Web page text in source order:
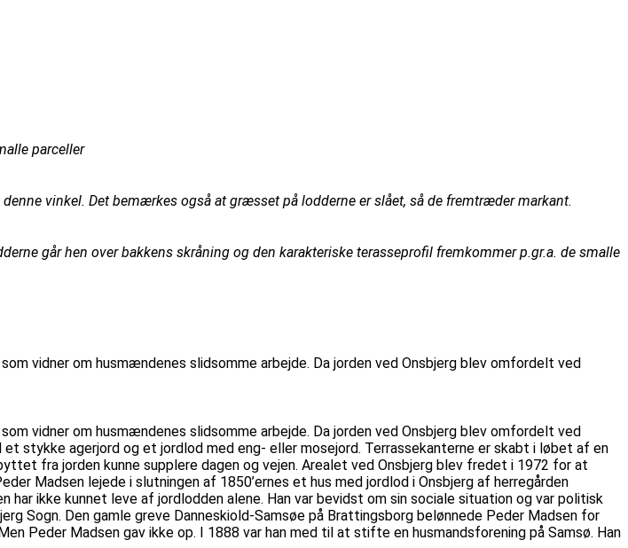
parceller
vinkel. Det bemærkes også at græsset på lodderne er slået, så de fremtræder markant.
går hen over bakkens skråning og den karakteriske terasseprofil fremkommer p.gr.a. de smalle
vidner om husmændenes slidsomme arbejde. Da jorden ved Onsbjerg blev omfordelt ved
vidner om husmændenes slidsomme arbejde. Da jorden ved Onsbjerg blev omfordelt ved
stykke agerjord og et jordlod med eng- eller mosejord. Terrassekanterne er skabt i løbet af en
fra jorden kunne supplere dagen og vejen. Arealet ved Onsbjerg blev fredet i 1972 for at
Madsen lejede i slutningen af 1850’ernes et hus med jordlod i Onsbjerg af herregården
ikke kunnet leve af jordlodden alene. Han var bevidst om sin sociale situation og var politisk
Sogn. Den gamle greve Danneskiold-Samsøe på Brattingsborg belønnede Peder Madsen for
Peder Madsen gav ikke op. I 1888 var han med til at stifte en husmandsforening på Samsø. Han